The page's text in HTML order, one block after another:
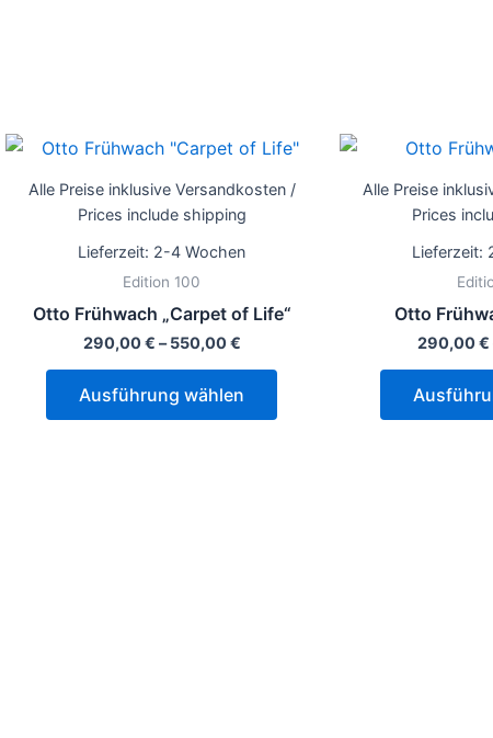
Alle Preise inklusive Versandkosten /
Prices include shipping
Lieferzeit: 2-4 Wochen
Edition 100
Otto Frühwach „Carpet of Life“
290,00€ –550,00€
Ausführung wählen
Dieses
weist
Die
können
Alle Preise
Prices
Lieferzeit:
Otto
290,00€